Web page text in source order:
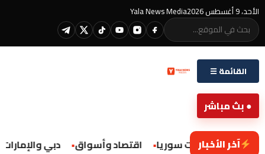
الأحد، 9 أغسطس 2026 Yala News Media
القائمة ☰
● بث مباشر
آخر الأخبار
محليات سوريا اقتصاد وأسواق دبي والإمارات